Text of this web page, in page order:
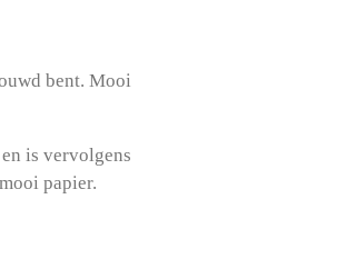
bent. Mooi
is vervolgens
papier.